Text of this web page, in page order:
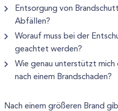
Entsorgung von
Abfällen?
Worauf muss bei der
geachtet werden?
Wie genau unterstützt mich
nach einem Brandschaden?
Nach einem größeren Brand